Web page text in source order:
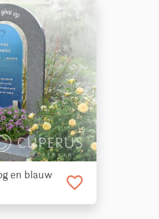
en blauw
favorite_border